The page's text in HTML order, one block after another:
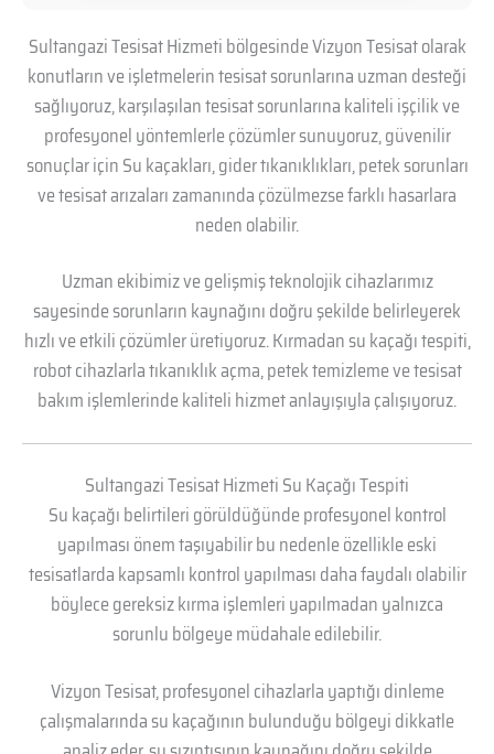
Sultangazi Tesisat Hizmeti bölgesinde Vizyon Tesisat olarak
konutların ve işletmelerin tesisat sorunlarına uzman desteği
sağlıyoruz, karşılaşılan tesisat sorunlarına kaliteli işçilik ve
profesyonel yöntemlerle çözümler sunuyoruz, güvenilir
sonuçlar için Su kaçakları, gider tıkanıklıkları, petek sorunları
ve tesisat arızaları zamanında çözülmezse farklı hasarlara
neden olabilir.
Uzman ekibimiz ve gelişmiş teknolojik cihazlarımız
sayesinde sorunların kaynağını doğru şekilde belirleyerek
hızlı ve etkili çözümler üretiyoruz. Kırmadan su kaçağı tespiti,
robot cihazlarla tıkanıklık açma, petek temizleme ve tesisat
bakım işlemlerinde kaliteli hizmet anlayışıyla çalışıyoruz.
Sultangazi Tesisat Hizmeti Su Kaçağı Tespiti
Su kaçağı belirtileri görüldüğünde profesyonel kontrol
yapılması önem taşıyabilir bu nedenle özellikle eski
tesisatlarda kapsamlı kontrol yapılması daha faydalı olabilir
böylece gereksiz kırma işlemleri yapılmadan yalnızca
sorunlu bölgeye müdahale edilebilir.
Vizyon Tesisat, profesyonel cihazlarla yaptığı dinleme
çalışmalarında su kaçağının bulunduğu bölgeyi dikkatle